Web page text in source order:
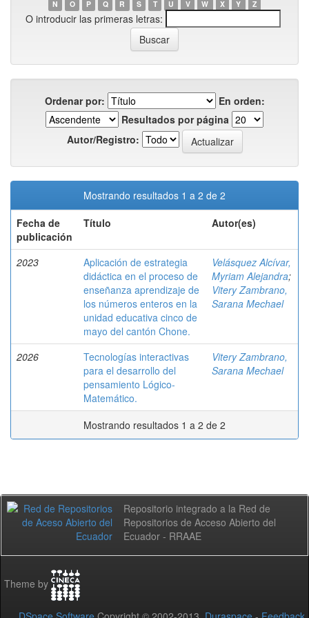
N
O P Q R S T U V W X Y Z
O introducir las primeras letras:
Ordenar por:
En orden:
Resultados por página
Autor/Registro:
Mostrando resultados 1 a 2 de 2
Fecha de
publicación
Título Autor(es)
2023
Aplicación de estrategia
didáctica en el proceso de
enseñanza aprendizaje de
los números enteros en la
unidad educativa cinco de
mayo del cantón Chone.
Velásquez Alcívar,
Myriam Alejandra;
Vitery Zambrano,
Sarana Mechael
2026
Tecnologías interactivas
para el desarrollo del
pensamiento Lógico-
Matemático.
Vitery Zambrano,
Sarana Mechael
Mostrando resultados 1 a 2 de 2
Repositorio integrado a la Red de
Repositorios de Acceso Abierto del
Ecuador - RRAAE
Theme by